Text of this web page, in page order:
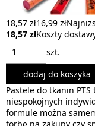
18,57 zł16,99 zł
18,57 złKoszty
szt.
dodaj do koszyka
Pastele do tkanin
niespokojnych
formule można